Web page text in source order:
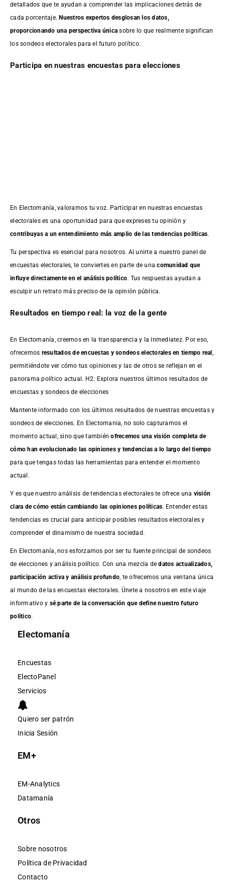
detallados que te ayudan a comprender las implicaciones detrás de
cada porcentaje.Nuestros expertos desglosan los datos,
proporcionando una perspectiva única sobre lo que realmente significan
los sondeos electorales para el futuro político.
Participa en nuestras encuestas para elecciones
En Electomanía, valoramos tu voz. Participar en nuestras encuestas
electorales es una oportunidad para que expreses tu opinión y
contribuyas a un entendimiento más amplio de las tendencias políticas.
Tu perspectiva es esencial para nosotros. Al unirte a nuestro panel de
encuestas electorales, te conviertes en parte de unacomunidad que
influye directamente en el análisis político. Tus respuestas ayudan a
esculpir un retrato más preciso de la opinión pública.
Resultados en tiempo real: la voz de la gente
En Electomanía, creemos en la transparencia y la inmediatez. Por eso,
ofrecemos resultados deencuestas y sondeos electorales en tiempo real
permitiéndote ver cómo tus opiniones y las de otros se reflejan en el
panorama político actual. H2: Explora nuestros últimos resultados de
encuestas y sondeos de elecciones
Mantente informado con los últimos resultados de nuestras encuestasy
sondeos de elecciones. En Electomania, no solo capturamos el
momento actual, sino que tambiénofrecemos una visión completa de
cómo han evolucionado las opiniones y tendencias a lo largo del tiempo
para que tengas todas las herramientas para entender el momento
actual.
Y es que nuestro análisis de tendencias electorales te ofrece una visión
clara de cómo están cambiando las opiniones políticas. Entender estas
tendencias es crucial para anticipar posibles resultados electorales y
comprender el dinamismo de nuestra sociedad.
En Electomanía, nos esforzamos por ser tu fuente principal de sondeos
de elecciones y análisis político. Con una mezcla dedatos actualizados,
participación activa y análisis profundo , te ofrecemos una ventana única
al mundo de las encuestas electorales. Únete a nosotros en este viaje
informativo y sé parte de la conversación que define nuestro futuro
político.
Electomanía
Encuestas
ElectoPanel
Servicios
Quiero ser patrón
Inicia Sesión
EM+
EM-Analytics
Datamanía
Otros
Sobre nosotros
Política de Privacidad
Contacto